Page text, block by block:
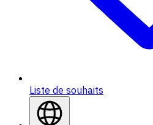
Liste de souhaits